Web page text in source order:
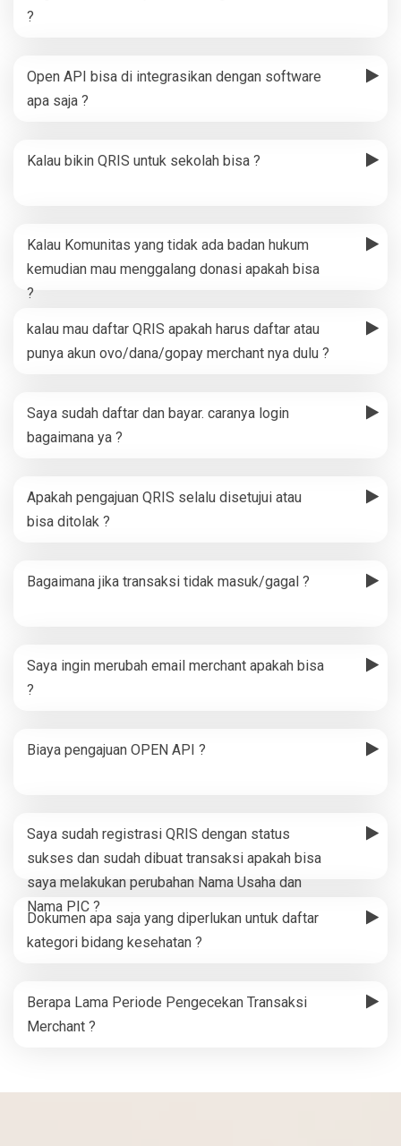
?
Open API bisa di integrasikan dengan software
apa saja ?
Kalau bikin QRIS untuk sekolah bisa ?
Kalau Komunitas yang tidak ada badan hukum
kemudian mau menggalang donasi apakah bisa
?
kalau mau daftar QRIS apakah harus daftar atau
punya akun ovo/dana/gopay merchant nya dulu ?
Saya sudah daftar dan bayar. caranya login
bagaimana ya ?
Apakah pengajuan QRIS selalu disetujui atau
bisa ditolak ?
Bagaimana jika transaksi tidak masuk/gagal ?
Saya ingin merubah email merchant apakah bisa
?
Biaya pengajuan OPEN API ?
Saya sudah registrasi QRIS dengan status
sukses dan sudah dibuat transaksi apakah bisa
saya melakukan perubahan Nama Usaha dan
Nama PIC ?
Dokumen apa saja yang diperlukan untuk daftar
kategori bidang kesehatan ?
Berapa Lama Periode Pengecekan Transaksi
Merchant ?